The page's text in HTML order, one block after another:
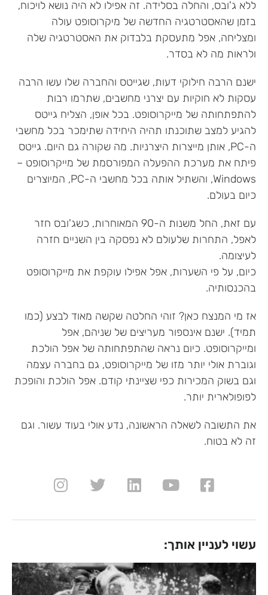
ללא ג'ובס, והחלה בסלידה. זה אפילו לא היה נושא לויכוח,
בזמן שהאסטרטגיה החדשה של מיקרוסופט עולה
ומצליחה, אפל מתעסקת בלבדוק את האסטרטגיה שלה
ולראות מה לא בסדר.
ישנם הרבה חילוקי דעות, שגייטס והחברה שלו עשו הרבה
עסקות לא חוקיות עם יצרני מחשבים, שתרמו רבות
להתפתחותה של מייקרוסופט. בכל אופן, הצליח גייטס
להגיע למצב שתוכנתו תהיה היחידה שתימכר בכל מחשבי
ה-PC, אותן מייצרות היצרניות. מה שקורה גם היום. גייטס
פיתח את מערכת ההפעלה המפורסמת של מייקרוסופט –
Windows, והשתיל אותה בכל מחשבי ה-PC, המיוצרים
כיום בעולם.
עם זאת, החל משנות ה-90 המאוחרות, כשג'ובס חזר
לאפל, התחרות שלעולם לא נפסקה בין השניים חזרה
לעיצומה.
כיום, על פי השערות, אפל אפילו עוקפת את מייקרוסופט
בהכנסותיה.
אז מי המנצח כאן? זוהי החלטה שקשה מאוד לבצע (כמו
תמיד). ישנם אינספור מעריצים של שניהם, אפל
ומייקרוסופט. כיום נראה שהתפתחותה של אפל הולכת
וגוברת אולי יותר מזו של מייקרוסופט, גם בחברה עצמה
וגם בשוק המכירות כפי שציינתי קודם. אפל הולכת והופכת
לפופולארית יותר.
את התשובה לשאלה הראשונה, נדע אולי בעוד עשור. וגם
זה לא בטוח.
עשוי לעניין אותך: